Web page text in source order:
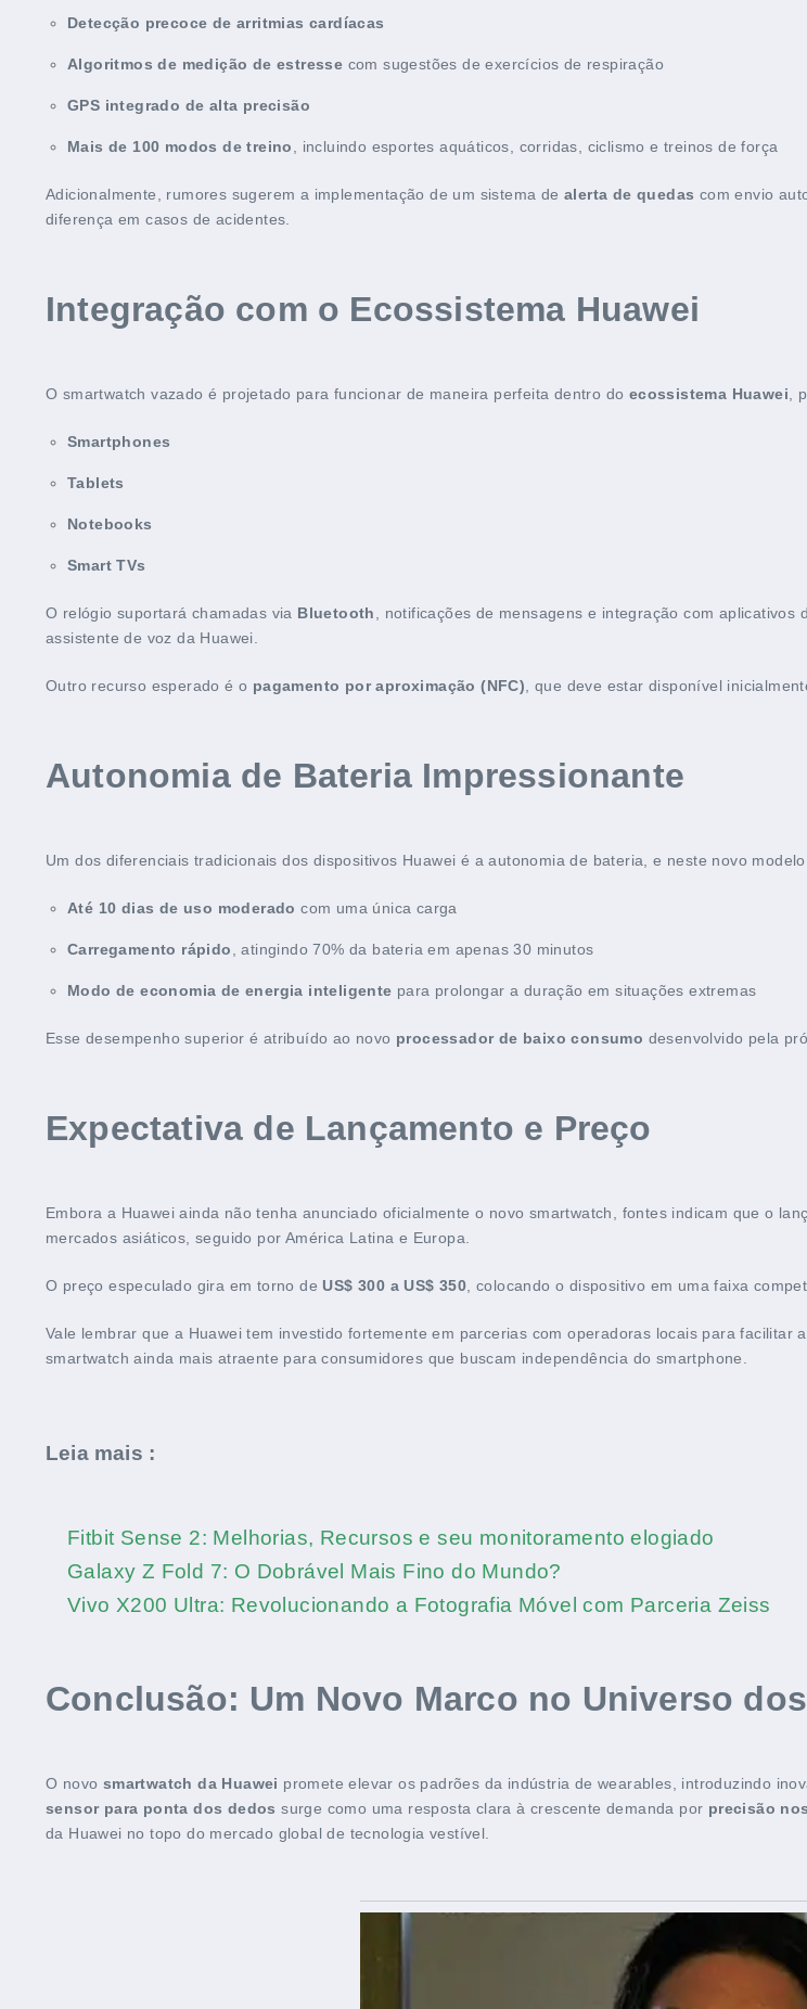
Detecção precoce de arritmias cardíacas
Algoritmos de medição de estresse com sugestões de exercícios de respiração
GPS integrado de alta precisão
Mais de 100 modos de treino , incluindo esportes aquáticos, corridas, ciclismo e treinos de força
Adicionalmente, rumores sugerem a implementação de um sistema de alerta de quedas com envio
diferença em casos de acidentes.
Integração com o Ecossistema Huawei
O smartwatch vazado é projetado para funcionar de maneira perfeita dentro do ecossistema Huawei ,
Smartphones
Tablets
Notebooks
Smart TVs
O relógio suportará chamadas via Bluetooth , notificações de mensagens e integração com
assistente de voz da Huawei.
Outro recurso esperado é o pagamento por aproximação (NFC) , que deve estar disponível
Autonomia de Bateria Impressionante
Um dos diferenciais tradicionais dos dispositivos Huawei é a autonomia de bateria, e neste novo
Até 10 dias de uso moderado com uma única carga
Carregamento rápido , atingindo 70% da bateria em apenas 30 minutos
Modo de economia de energia inteligente para prolongar a duração em situações extremas
Esse desempenho superior é atribuído ao novo processador de baixo consumo desenvolvido pela
Expectativa de Lançamento e Preço
Embora a Huawei ainda não tenha anunciado oficialmente o novo smartwatch, fontes indicam que o
mercados asiáticos, seguido por América Latina e Europa.
O preço especulado gira em torno de US$ 300 a US$ 350 , colocando o dispositivo em uma faixa
Vale lembrar que a Huawei tem investido fortemente em parcerias com operadoras locais para facilitar
smartwatch ainda mais atraente para consumidores que buscam independência do smartphone.
Leia mais :
Fitbit Sense 2: Melhorias, Recursos e seu monitoramento elogiado
Galaxy Z Fold 7: O Dobrável Mais Fino do Mundo?
Vivo X200 Ultra: Revolucionando a Fotografia Móvel com Parceria Zeiss
Conclusão: Um Novo Marco no Universo
O novo smartwatch da Huawei promete elevar os padrões da indústria de wearables, introduzindo
sensor para ponta dos dedos surge como uma resposta clara à crescente demanda por precisão
da Huawei no topo do mercado global de tecnologia vestível.